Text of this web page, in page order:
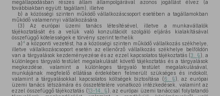
megállapodásban részes állam állampolgárával azonos jogállást élvez (a
továbbiakban együtt: tagállam), illetve
b) a közösségi szinten működő vállalkozáscsoport esetében a tagállamokban
működő valamennyi vállalkozására.
(3) Az európai üzemi tanács létesítésével, illetve a munkavállalók
tájékoztatását és a velük való konzultációt szolgáló eljárás kialakításával
összefüggő kötelességek e törvény szerint terhelik
a)4 a központi vezetést, ha a közösségi szinten működő vállalkozás székhelye,
illetve vállalkozáscsoport esetén az ellenőrző vállalkozás székhelye belföldön
van a tárgyalások kezdeményezése és az ezzel kapcsolatos tájékoztatás (3. §), a
különleges tárgyaló testület megalakulását követő tájékoztatás és a tárgyalások
megkezdése, valamint a különleges tárgyaló testület megalakulásával,
munkájának megfelelő ellátása érdekében felmerült szükséges és indokolt,
valamint a tárgyalásokkal kapcsolatos költségek biztosítása (6. §), az európai
üzemi tanács létszámára és összetételére vonatkozó intézkedések, valamint az
ezzel összefüggő tájékoztatás (13–14. §), az európai üzemi tanáccsal folytatandó